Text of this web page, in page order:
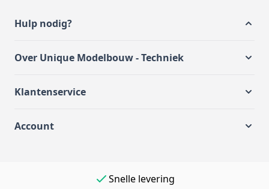
Hulp nodig?
Over Unique Modelbouw - Techniek
Klantenservice
Account
Snelle levering
Eenvoudig online betalen